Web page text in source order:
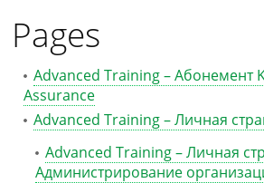
Pages
Advanced Training – Абонемент
Assurance
Advanced Training – Личная
Advanced Training – Личная
Администрирование